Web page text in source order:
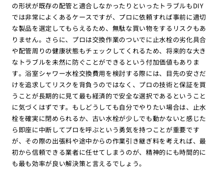
の形状が既存の配管と適合しなかったりといったトラブルもDIY
では非常によくあるケースですが、プロに依頼すれば事前に適切
な製品を選定してもらえるため、無駄な買い物をするリスクもあ
りません。さらに、プロは交換作業のついでに止水栓の劣化具合
や配管周りの健康状態もチェックしてくれるため、将来的な大き
なトラブルを未然に防ぐことができるという付加価値もありま
す。浴室シャワー水栓交換費用を検討する際には、目先の安さだ
けを追求してリスクを背負うのではなく、プロの技術と保証を買
うことが長期的に見て最も経済的で安全な選択であるということ
に気づくはずです。もしどうしても自分でやりたい場合は、止水
栓を確実に閉められるか、古い水栓が少しでも動かないと感じた
ら即座に中断してプロを呼ぶという勇気を持つことが重要です
が、その際の出張料や途中からの作業引き継ぎ料を考えれば、最
初から信頼できる業者に任せてしまうのが、精神的にも時間的に
も最も効率が良い解決策と言えるでしょう。